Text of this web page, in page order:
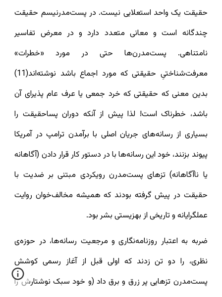
حقیقت یک واحد استعلایی نیست. در پست‌مدرنیسم حقیقت
چندگانه است و معانی متعدد دارد و در معرض تفاسیر
نامتناهی. پست‌مدرن‌ها حتی در مورد «خطرات»
معرفت‌شناختیِ حقیقتی که مورد اجماع باشد نوشته‌اند(11)
بدین معنی که حقیقتی که خرد جمعی یا عرف عام پذیرای آن
باشد، خطرناک است! لذا پیش از آنکه دوران پساحقیقت را
بسیاری از رسانه‌های جریان اصلی با برآمدن ترامپ در آمریکا
پیوند بزنند، خود این رسانه‌ها با در دستور کار قرار دادن (آگاهانه
یا ناآگاهانه) تزهای پست‌مدرن رویکردی مبتنی بر ضدیت با
حقیقت در پیش گرفته بودند که همیشه مخالف‌خوان روایت
عملگرایانه و تاریخی از بهزیستی بشر بود.
ضربه به اعتبار روزنامه‌نگاری و مرجعیت رسانه‌ها، در حوزه‌ی
نظری، را دو تن زدند که اولی قبل از آغاز رسمی کوشش
پست‌مدرن تزهایی پر زرق و برق داد (و خود سبک نوشتارش را